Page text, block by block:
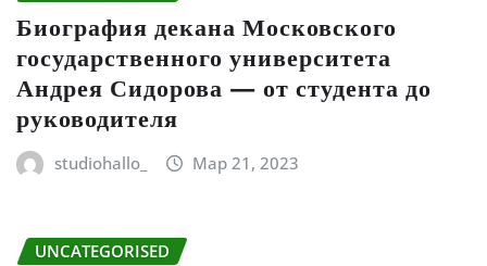
Биография декана Московского
государственного университета
Андрея Сидорова — от студента до
руководителя
studiohallo_ Мар 21, 2023
UNCATEGORISED